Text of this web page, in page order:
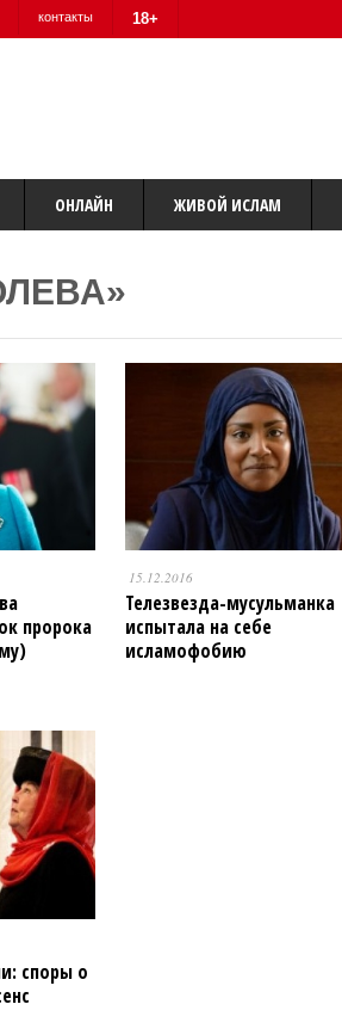
контакты 18+
ОНЛАЙН ЖИВОЙ ИСЛАМ
пророка
15.12.2016
Телезвезда-мусульманка
испытала на себе
исламофобию
споры о